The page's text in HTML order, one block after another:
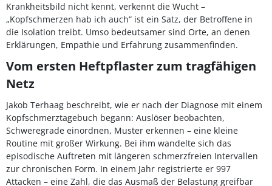
Krankheitsbild nicht kennt, verkennt die Wucht –
„Kopfschmerzen hab ich auch“ ist ein Satz, der Betroffene in
die Isolation treibt. Umso bedeutsamer sind Orte, an denen
Erklärungen, Empathie und Erfahrung zusammenfinden.
Vom ersten Heftpflaster zum tragfähigen
Netz
Jakob Terhaag beschreibt, wie er nach der Diagnose mit einem
Kopfschmerztagebuch begann: Auslöser beobachten,
Schweregrade einordnen, Muster erkennen – eine kleine
Routine mit großer Wirkung. Bei ihm wandelte sich das
episodische Auftreten mit längeren schmerzfreien Intervallen
zur chronischen Form. In einem Jahr registrierte er 997
Attacken – eine Zahl, die das Ausmaß der Belastung greifbar